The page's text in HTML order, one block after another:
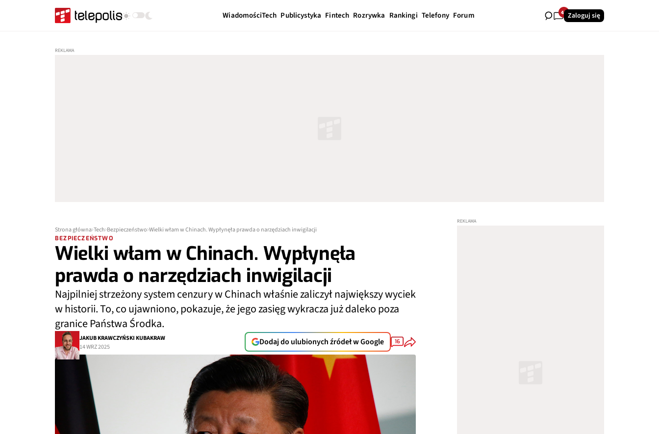
WiadomościTech Publicystyka Fintech Rozrywka Rankingi Telefony Forum 41Zaloguj się
Strona główna Tech Bezpieczeństwo Wielki włam w Chinach. Wypłynęła prawda o narzędziach inwigilacji
BEZPIECZEŃSTWO
Wielki włam w Chinach. Wypłynęła
prawda o narzędziach inwigilacji
Najpilniej strzeżony system cenzury w Chinach właśnie zaliczył największy wyciek
w historii. To, co ujawniono, pokazuje, że jego zasięg wykracza już daleko poza
granice Państwa Środka.
JAKUB KRAWCZYŃSKI KUBAKRAW
14 WRZ 2025
Dodaj do ulubionych źródeł w Google 16